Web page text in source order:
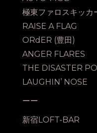
極東ファロスキッカ
RAISE A FLAG
ORdER (豊田)
ANGER FLARES
THE DISASTER
LAUGHIN’ NOSE
ーー
新宿LOFT-BAR